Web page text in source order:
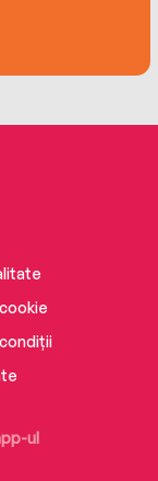
smash-hit!
Netgalley
*****’
ul